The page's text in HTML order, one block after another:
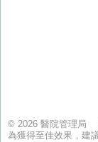
© 2026 醫院管理
為獲得至佳效果，建